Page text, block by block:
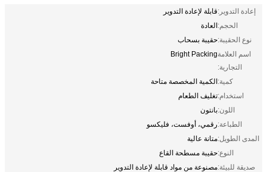
إعادة التدوير:قابلة لإعادة التدوير
الحجم:العادة
نوع الحقيبة:حقيبة بسحاب
اسم العلامة
التجارية:
Bright Packing
كمية:الكمية المخصصة متاحة
استخدام:تغليف الطعام
اللون:بانتون
الطباعة:رقمي، أوفست، فليكسو
المدى الطويل:متانة عالية
النوع:حقيبة مسطحة القاع
صديقة للبيئة:مصنوعة من مواد قابلة لإعادة التدوير